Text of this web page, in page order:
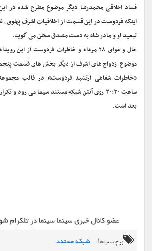
فساد اخلاقی محمدرضا دیگر موضوع مطرح شده در
اینکه فردوست در این قسمت از اخلاقیات اشرف
تبعید او و مادر شاه به دست مصدق سخن می گوید.
حال و هوای ۲۸ مرداد و خاطرات فردوست از این
موضوع ازدواج های اشرف از دیگر بخش های قسمت
«خاطرات شفاهی ارتشبد فردوست» در قالب
ساعت ۲۰:۳۰ روی آنتن شبکه مستند سیما می رود
بعد است.
برچسب‌ها: شبکه مستند